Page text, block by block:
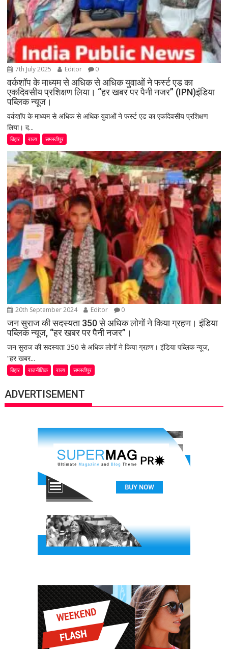
7th July 2025 Editor 0
वर्कशॉप के माध्यम से अधिक से अधिक युवाओं ने फर्स्ट एड का
एकदिवसीय प्रशिक्षण लिया। “हर खबर पर पैनी नजर” (IPN)इंडिया
पब्लिक न्यूज।
वर्कशॉप के माध्यम से अधिक से अधिक युवाओं ने फर्स्ट एड का एकदिवसीय प्रशिक्षण
लिया। द...
बिहार राज्य समस्तीपुर
20th September 2024 Editor 0
जन सुराज की सदस्यता 350 से अधिक लोगों ने किया ग्रहण। इंडिया
पब्लिक न्यूज, “हर खबर पर पैनी नजर”।
जन सुराज की सदस्यता 350 से अधिक लोगों ने किया ग्रहण। इंडिया पब्लिक न्यूज,
“हर खबर...
बिहार राजनीतिक राज्य समस्तीपुर
ADVERTISEMENT